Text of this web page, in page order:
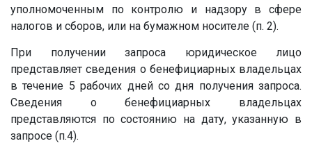
уполномоченным по контролю и надзору в сфере
налогов и сборов, или на бумажном носителе (п. 2).
При получении запроса юридическое лицо
представляет сведения о бенефициарных владельцах
в течение 5 рабочих дней со дня получения запроса.
Сведения о бенефициарных владельцах
представляются по состоянию на дату, указанную в
запросе (п.4).